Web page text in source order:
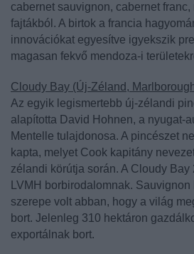
cabernet sauvignon, cabernet
fajtákból. A birtok a francia
innovációkat egyesítve igyekszik
magasan fekvő mendoza-i
Cloudy Bay (Új-Zéland,
Az egyik legismertebb új-zélandi
alapította David Hohnen, a nyugat-
Mentelle tulajdonosa. A pincészet
kapta, melyet Cook kapitány
zélandi körútja során. A Cloudy Bay
LVMH borbirodalomnak.
szerepe volt abban, hogy a világ
bort. Jelenleg 310 hektáron
exportálnak bort.